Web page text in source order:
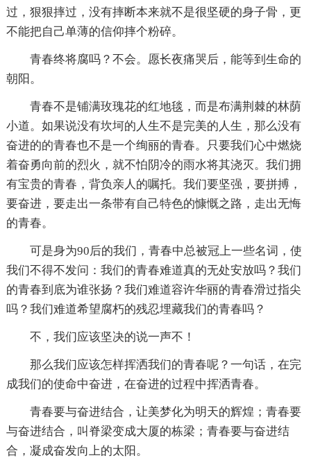
过，狠狠摔过，没有摔断本来就不是很坚硬的身子骨，更
不能把自己单薄的信仰摔个粉碎。
青春终将腐吗？不会。愿长夜痛哭后，能等到生命的
朝阳。
青春不是铺满玫瑰花的红地毯，而是布满荆棘的林荫
小道。如果说没有坎坷的人生不是完美的人生，那么没有
奋进的的青春也不是一个绚丽的青春。只要我们心中燃烧
着奋勇向前的烈火，就不怕阴冷的雨水将其浇灭。我们拥
有宝贵的青春，背负亲人的嘱托。我们要坚强，要拼搏，
要奋进，要走出一条带有自己特色的慷慨之路，走出无悔
的青春。
可是身为90后的我们，青春中总被冠上一些名词，使
我们不得不发问：我们的青春难道真的无处安放吗？我们
的青春到底为谁张扬？我们难道容许华丽的青春滑过指尖
吗？我们难道希望腐朽的残忍埋藏我们的青春吗？
不，我们应该坚决的说一声不！
那么我们应该怎样挥洒我们的青春呢？一句话，在完
成我们的使命中奋进，在奋进的过程中挥洒青春。
青春要与奋进结合，让美梦化为明天的辉煌；青春要
与奋进结合，叫脊梁变成大厦的栋梁；青春要与奋进结
合，凝成奋发向上的太阳。